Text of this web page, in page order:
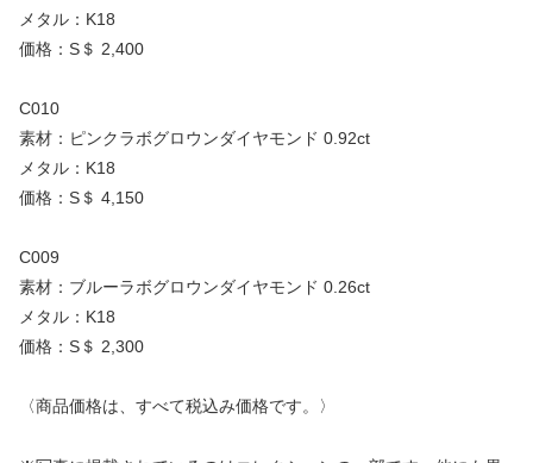
メタル：K18
価格：S＄ 2,400
C010
素材：ピンクラボグロウンダイヤモンド 0.92ct
メタル：K18
価格：S＄ 4,150
C009
素材：ブルーラボグロウンダイヤモンド 0.26ct
メタル：K18
価格：S＄ 2,300
〈商品価格は、すべて税込み価格です。〉